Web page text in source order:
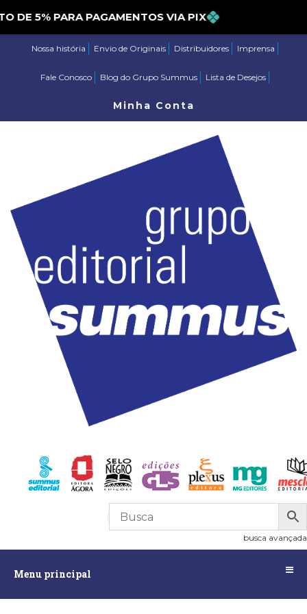
5% PARA PAGAMENTOS VIA PIX
Nossa história Envio de Originais Distribuidores Imprensa
Fale Conosco Blog do Grupo Summus Lista de Desejos
Minha Conta
R$0,00
busca avançada
Menu principal
principalAssuntos